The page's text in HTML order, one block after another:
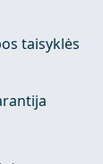
taisyklės